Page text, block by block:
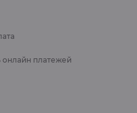
онлайн платежей